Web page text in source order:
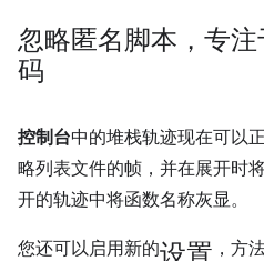
忽略匿名脚本，专
码
控制台中的堆栈轨迹现在可以
略列表文件的帧，并在展开时
开的轨迹中将函数名称灰显。
您还可以启用新的设置 ，方